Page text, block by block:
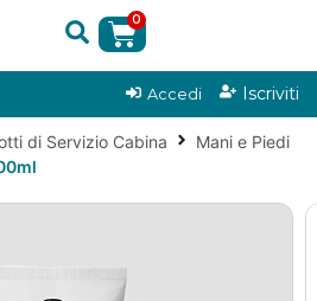
0
Accedi Iscriviti
di Servizio Cabina
Mani e Piedi